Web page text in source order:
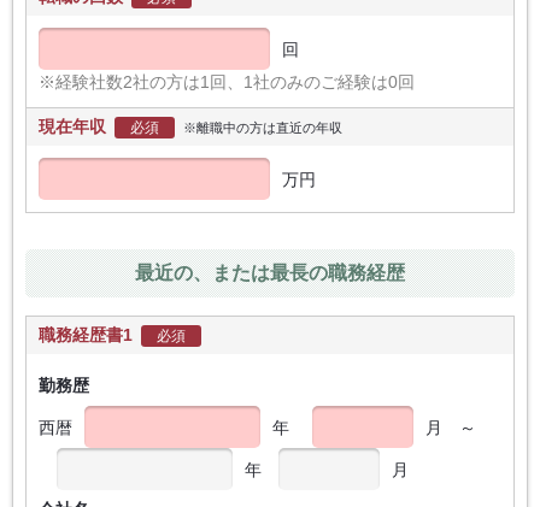
回
※経験社数2社の方は1回、1社のみのご経験は0回
現在年収 必須 ※離職中の方は直近の年収
万円
最近の、または最長の職務経歴
職務経歴書1 必須
勤務歴
西暦 年 月 ～
年 月